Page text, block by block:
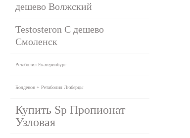
дешево Волжский
Testosteron C дешево
Смоленск
Ретаболил Екатеринбург
Болденон + Ретаболил Люберцы
Купить Sp Пропионат
Узловая